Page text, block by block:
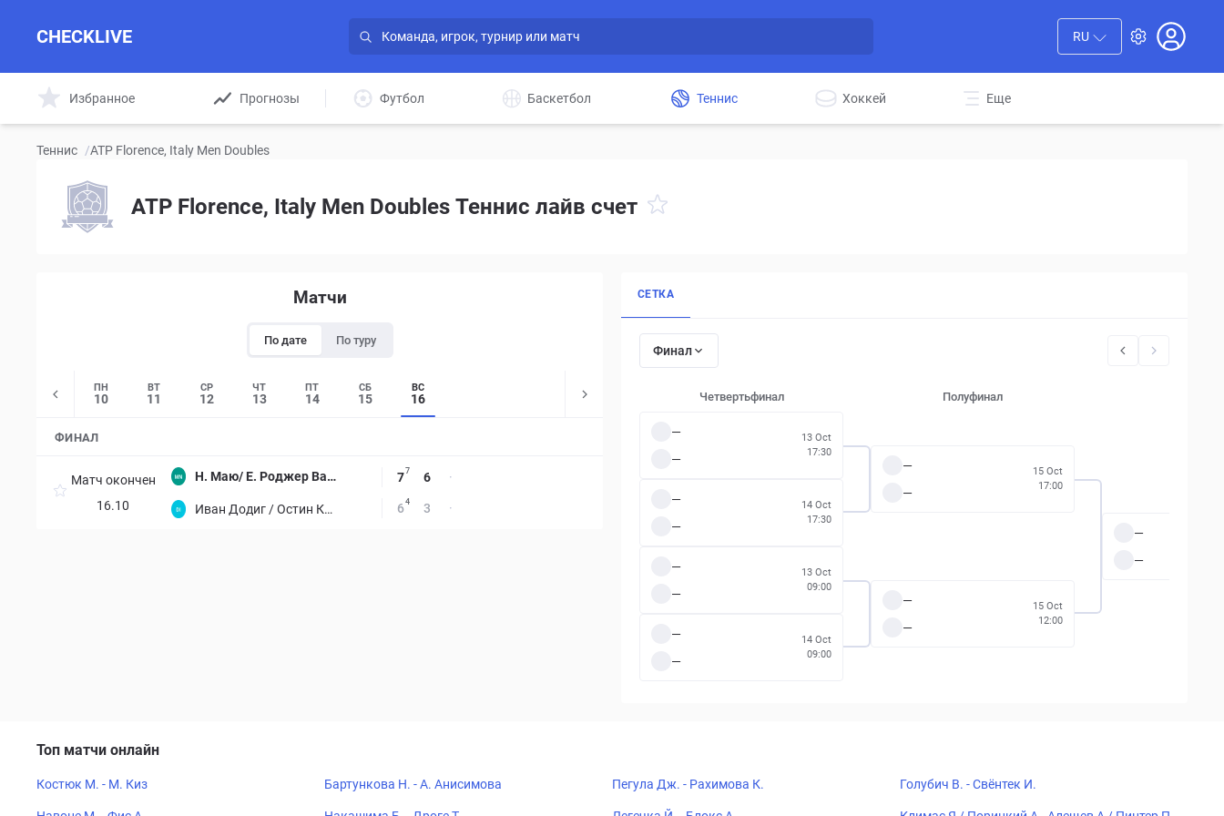
CHECKLIVE RU
Избранное Прогнозы Футбол Баскетбол Теннис Хоккей Еще
Теннис /ATP Florence, Italy Men Doubles
ATP Florence, Italy Men Doubles Теннис лайв счет
Матчи
По дате По туру
ПН
10
ВТ
11
СР
12
ЧТ
13
ПТ
14
СБ
15
ВС
16
ФИНАЛ
Матч окончен
16.10
Н. Маю/ Е. Роджер Вас
Иван Додиг / Остин Кр
77 6 ·
64 3 ·
СЕТКА
Финал
Четвертьфинал
—
—
13 Oct
17:30
—
—
14 Oct
17:30
—
—
13 Oct
09:00
—
—
14 Oct
09:00
Полуфинал
—
—
15 Oct
17:00
—
—
15 Oct
12:00
—
—
Топ матчи онлайн
Костюк М. - М. Киз Бартункова Н. - А. Анисимова Пегула Дж. - Рахимова К. Голубич В. - Свёнтек И.